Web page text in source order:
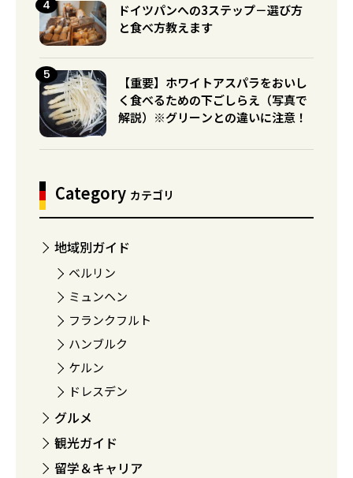
ドイツパンへの3ステップ－選び方
と食べ方教えます
【重要】ホワイトアスパラをおいし
く食べるための下ごしらえ（写真で
解説）※グリーンとの違いに注意！
Category カテゴリ
地域別ガイド
ベルリン
ミュンヘン
フランクフルト
ハンブルク
ケルン
ドレスデン
グルメ
観光ガイド
留学＆キャリア